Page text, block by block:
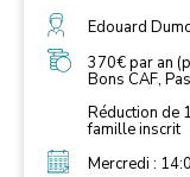
Edouard
370€ par an
Bons CAF,
Réduction de
famille inscrit
Mercredi :